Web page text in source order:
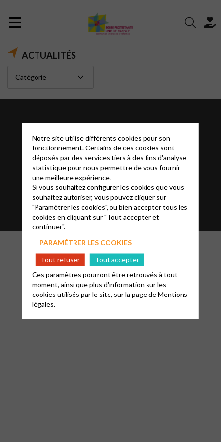
ACTUALITÉS
Informations Mentions légales
Glossaire Contact
Notre site utilise différents cookies pour son
fonctionnement. Certains de ces cookies sont
déposés par des services tiers à des fins d'analyse
statistique pour nous permettre de vous fournir
une meilleure expérience.
Si vous souhaitez configurer les cookies que vous
souhaitez autoriser, vous pouvez cliquer sur
"Paramétrer les cookies", ou bien accepter tous les
cookies en cliquant sur "Tout accepter et
continuer".
PARAMÉTRER LES COOKIES
Tout refuser
Tout accepter
Ces paramètres pourront être retrouvés à tout
moment, ainsi que plus d'information sur les
cookies utilisés par le site, sur la page deMentions
légales.